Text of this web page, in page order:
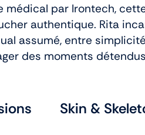
médical par Irontech,
authentique. Rita
assumé, entre
des moments
Skin &